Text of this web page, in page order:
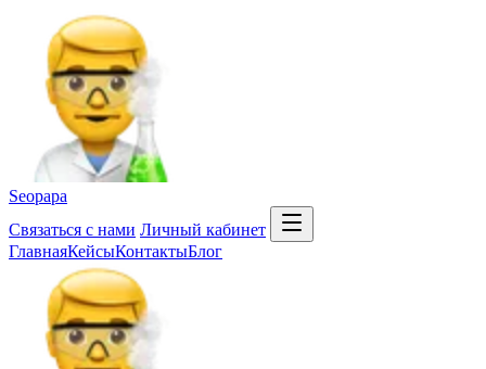
Seopapa
Связаться с нами Личный кабинет
ГлавнаяКейсыКонтактыБлог